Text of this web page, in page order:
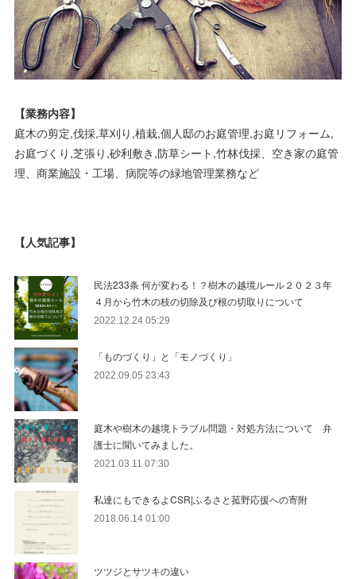
【業務内容】
庭木の剪定,伐採,草刈り,植栽,個人邸のお庭管理,お庭リフォーム,
お庭づくり,芝張り,砂利敷き,防草シート,竹林伐採、空き家の庭管
理、商業施設・工場、病院等の緑地管理業務など
【人気記事】
民法233条 何が変わる！？樹木の越境ルール２０２３年
４月から竹木の枝の切除及び根の切取りについて
2022.12.24 05:29
「ものづくり」と「モノづくり」
2022.09.05 23:43
庭木や樹木の越境トラブル問題・対処方法について 弁
護士に聞いてみました。
2021.03.11 07:30
私達にもできるよCSR|ふるさと菰野応援への寄附
2018.06.14 01:00
ツツジとサツキの違い